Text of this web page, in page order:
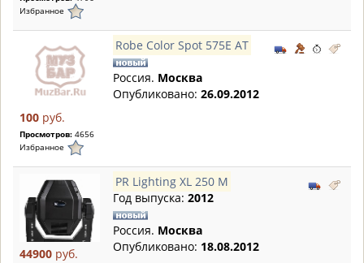
Избранное
100 руб.
Просмотров: 4656
Избранное
Robe Color Spot 575E AT
Россия. Москва
Опубликовано: 26.09.2012
44900 руб.
PR Lighting XL 250 M
Год выпуска: 2012
Россия. Москва
Опубликовано: 18.08.2012